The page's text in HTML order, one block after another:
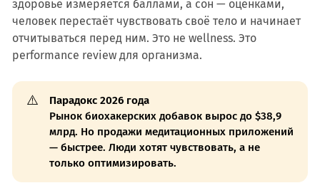
здоровье измеряется баллами, а сон — оценками,
человек перестаёт чувствовать своё тело и начинает
отчитываться перед ним. Это не wellness. Это
performance review для организма.
⚠️
Парадокс 2026 года
Рынок биохакерских добавок вырос до $38,9
млрд. Но продажи медитационных приложений
— быстрее. Люди хотят чувствовать, а не
только оптимизировать.